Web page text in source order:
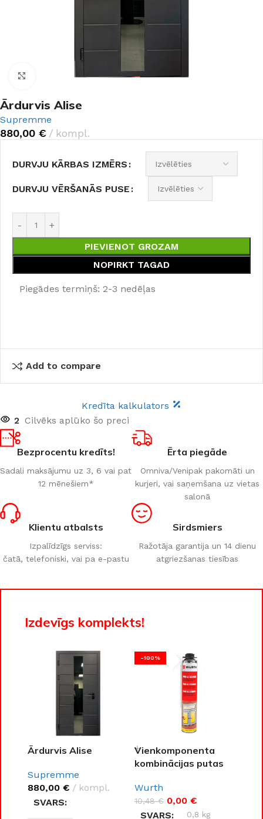
Noklikšķiniet, lai palielinātu
Ārdurvis Alise
Supremme
880,00 € kompl.
DURVJU KĀRBAS IZMĒRS
DURVJU VĒRŠANĀS PUSE
PIEVIENOT GROZAM
NOPIRKT TAGAD
Piegādes termiņš: 2-3 nedēļas
Add to compare
Kredīta kalkulators
2 Cilvēks aplūko šo preci
Bezprocentu kredīts!
Sadali maksājumu uz 3, 6 vai pat
12 mēnešiem*
Ērta piegāde
Omniva/Venipak pakomāti un
kurjeri, vai saņemšana uz vietas
salonā
Klientu atbalsts
Izpalīdzīgs serviss:
čatā, telefoniski, vai pa e-pastu
Sirdsmiers
Ražotāja garantija un 14 dienu
atgriezšanas tiesības
Izdevīgs komplekts!
Ārdurvis Alise
Supremme
880,00 €
kompl.
SVARS
-100%
Vienkomponenta
kombinācijas putas
Wurth
10,48€ 0,00 €
SVARS
0,8 kg